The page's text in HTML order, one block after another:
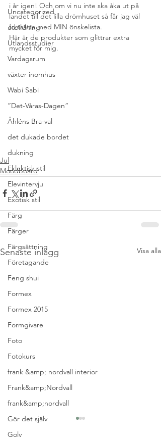
Uncategorized
utbildning
Utlandsstudier
Vardagsrum
växter inomhus
Wabi Sabi
”Det-Våras-Dagen”
Åhléns Bra-val
det dukade bordet
dukning
Eklektisk stil
Elevintervju
Exotisk stil
Färg
Färger
Färgsättning
Företagande
Feng shui
Formex
Formex 2015
Formgivare
Foto
Fotokurs
frank &amp; nordvall interior
Frank&amp;Nordvall
frank&amp;nordvall
Gör det själv
Golv
i år igen! Och om vi nu inte ska åka ut på
landet till det lilla drömhuset så får jag väl
fortsätta med MIN önskelista.
Här är de produkter som glittrar extra
mycket för mig.
Jul
Moodboard
Senaste inlägg Visa alla